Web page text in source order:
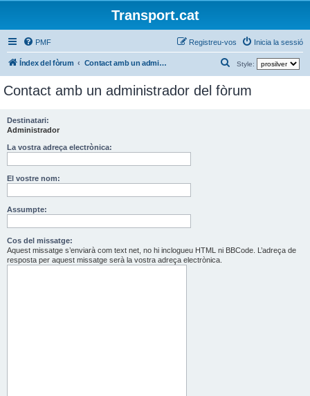
Transport.cat
PMF Inicia la sessió
Registreu-vos
Índex del fòrum Contact amb un administrador del fòrum Style:
e
r
Contact amb un administrador del fòrum
Destinatari:
Administrador
La vostra adreça electrònica:
El vostre nom:
Assumpte:
Cos del missatge:
Aquest missatge s’enviarà com text net, no hi inclogueu HTML ni BBCode. L’adreça de
resposta per aquest missatge serà la vostra adreça electrònica.